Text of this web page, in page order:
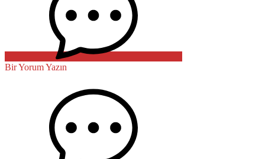
Bir Yorum Yazın